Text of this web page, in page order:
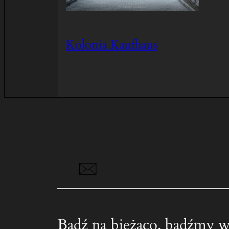
Kolonia Kaufhaus
Bądź na bieżąco, bądźmy